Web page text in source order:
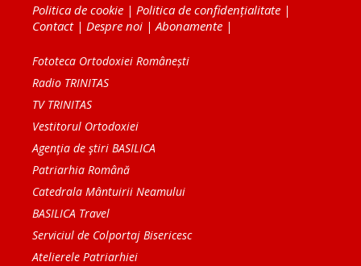
Politica de cookie | Politica de confidențialitate |
Contact| Despre noi |Abonamente |
Fototeca Ortodoxiei Românești
Radio TRINITAS
TV TRINITAS
Vestitorul Ortodoxiei
Agenţia de ştiri BASILICA
Patriarhia Română
Catedrala Mântuirii Neamului
BASILICA Travel
Serviciul de Colportaj Bisericesc
Atelierele Patriarhiei